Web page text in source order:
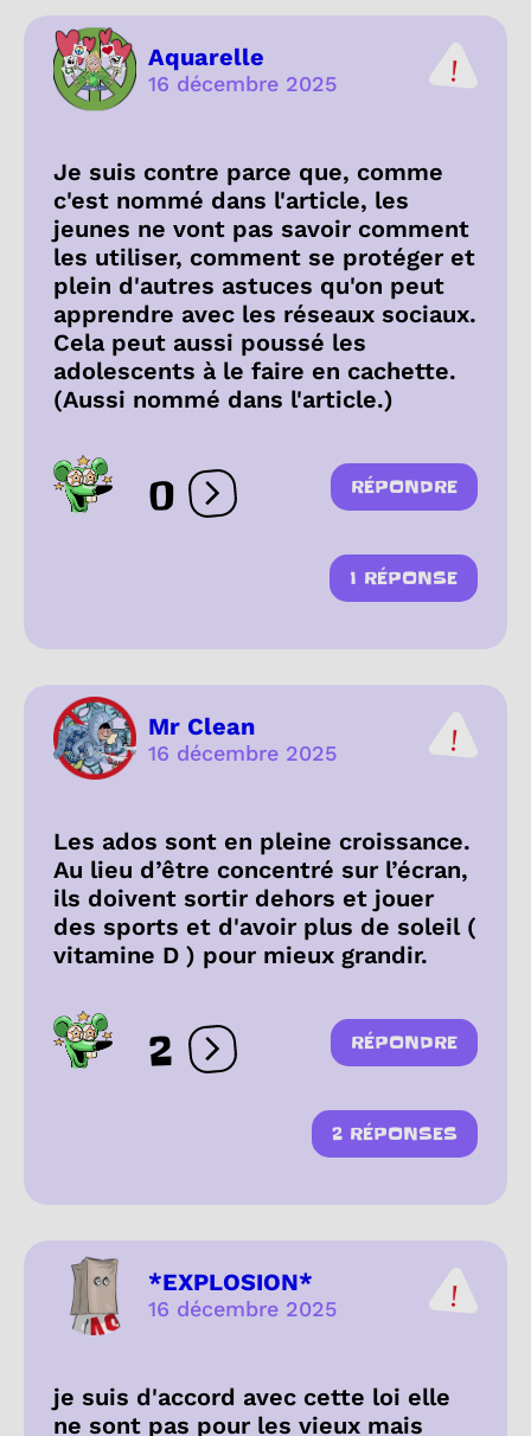
Aquarelle
16 décembre 2025
Je suis contre parce que, comme
c'est nommé dans l'article, les
jeunes ne vont pas savoir comment
les utiliser, comment se protéger et
plein d'autres astuces qu'on peut
apprendre avec les réseaux sociaux.
Cela peut aussi poussé les
adolescents à le faire en cachette.
(Aussi nommé dans l'article.)
0 Ouvrir les réactions
RÉPONDRE
1 RÉPONSE
Mr Clean
16 décembre 2025
Les ados sont en pleine croissance.
Au lieu d’être concentré sur l’écran,
ils doivent sortir dehors et jouer
des sports et d'avoir plus de soleil (
vitamine D ) pour mieux grandir.
2 Ouvrir les réactions
RÉPONDRE
2 RÉPONSES
*EXPLOSION*
16 décembre 2025
je suis d'accord avec cette loi elle
ne sont pas pour les vieux mais